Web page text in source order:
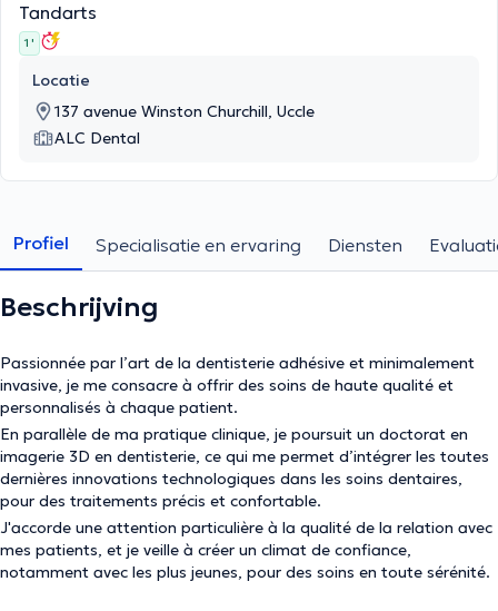
Tandarts
1 '
Locatie
137 avenue Winston Churchill, Uccle
ALC Dental
Profiel Specialisatie en ervaring Diensten
Beschrijving
Passionnée par l’art de la dentisterie adhésive et minimalement
invasive, je me consacre à offrir des soins de haute qualité et
personnalisés à chaque patient.
En parallèle de ma pratique clinique, je poursuit un doctorat en
imagerie 3D en dentisterie, ce qui me permet d’intégrer les toutes
dernières innovations technologiques dans les soins dentaires,
pour des traitements précis et confortable.
J'accorde une attention particulière à la qualité de la relation avec
mes patients, et je veille à créer un climat de confiance,
notamment avec les plus jeunes, pour des soins en toute sérénité.